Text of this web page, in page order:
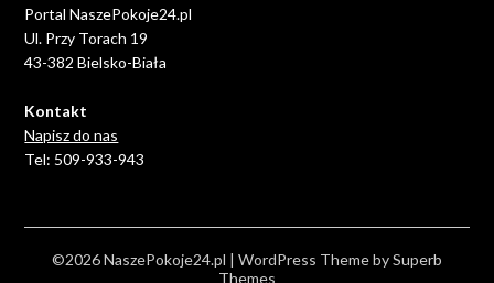
Portal NaszePokoje24.pl
Ul. Przy Torach 19
43-382 Bielsko-Biała
Kontakt
Napisz do nas
Tel: 509-933-943
©2026 NaszePokoje24.pl | WordPress Theme bySuperb
Themes